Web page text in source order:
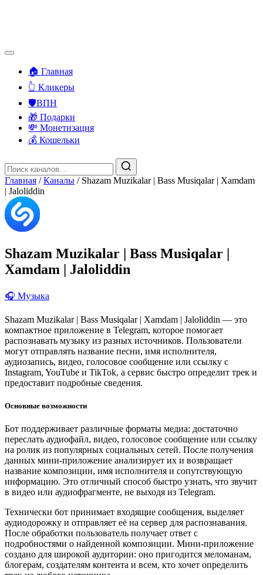
🏠 Главная
👆 Кликеры
🛡️ВПН
🎁 Подарки
💸 Монетизация
💰 Кошельки
Главная / Каналы / Shazam Muzikalar | Bass Musiqalar | Xamdam
| Jaloliddin
Shazam Muzikalar | Bass Musiqalar |
Xamdam | Jaloliddin
🎧 Музыка
Shazam Muzikalar | Bass Musiqalar | Xamdam | Jaloliddin — это
компактное приложение в Telegram, которое помогает
распознавать музыку из разных источников. Пользователи
могут отправлять название песни, имя исполнителя,
аудиозапись, видео, голосовое сообщение или ссылку с
Instagram, YouTube и TikTok, а сервис быстро определит трек и
предоставит подробные сведения.
Основные возможности
Бот поддерживает различные форматы медиа: достаточно
переслать аудиофайл, видео, голосовое сообщение или ссылку
на ролик из популярных социальных сетей. После получения
данных мини-приложение анализирует их и возвращает
название композиции, имя исполнителя и сопутствующую
информацию. Это отличный способ быстро узнать, что звучит
в видео или аудиофрагменте, не выходя из Telegram.
Технически бот принимает входящие сообщения, выделяет
аудиодорожку и отправляет её на сервер для распознавания.
После обработки пользователь получает ответ с
подробностями о найденной композиции. Мини-приложение
создано для широкой аудитории: оно пригодится меломанам,
блогерам, создателям контента и всем, кто хочет определить